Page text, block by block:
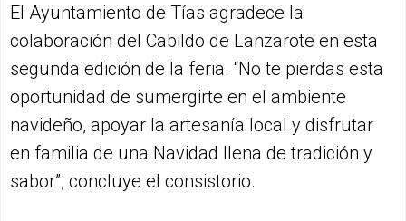
El Ayuntamiento de Tías agradece la
colaboración del Cabildo de Lanzarote en esta
segunda edición de la feria. “No te pierdas esta
oportunidad de sumergirte en el ambiente
navideño, apoyar la artesanía local y disfrutar
en familia de una Navidad llena de tradición y
sabor”, concluye el consistorio.